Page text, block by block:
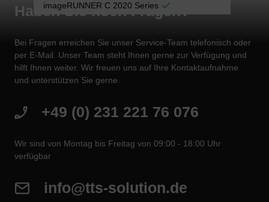
imageRUNNER C 2020 Series
Haben Sie noch Fragen?
Bei Fragen erreichen Sie unser Service-Team telefonisch oder
per E-Mail. Unser Team steht Ihnen gerne zur Verfügung und
hilft Ihnen weiter. Wir freuen uns auf Ihre Kontaktaufnahme
und unterstützen Sie gerne.
+49 (0) 231 221 76 076
Wir sind von Montag bis Freitag von 09:00 - 18:00 Uhr
verfügbar
info@tts-solution.de